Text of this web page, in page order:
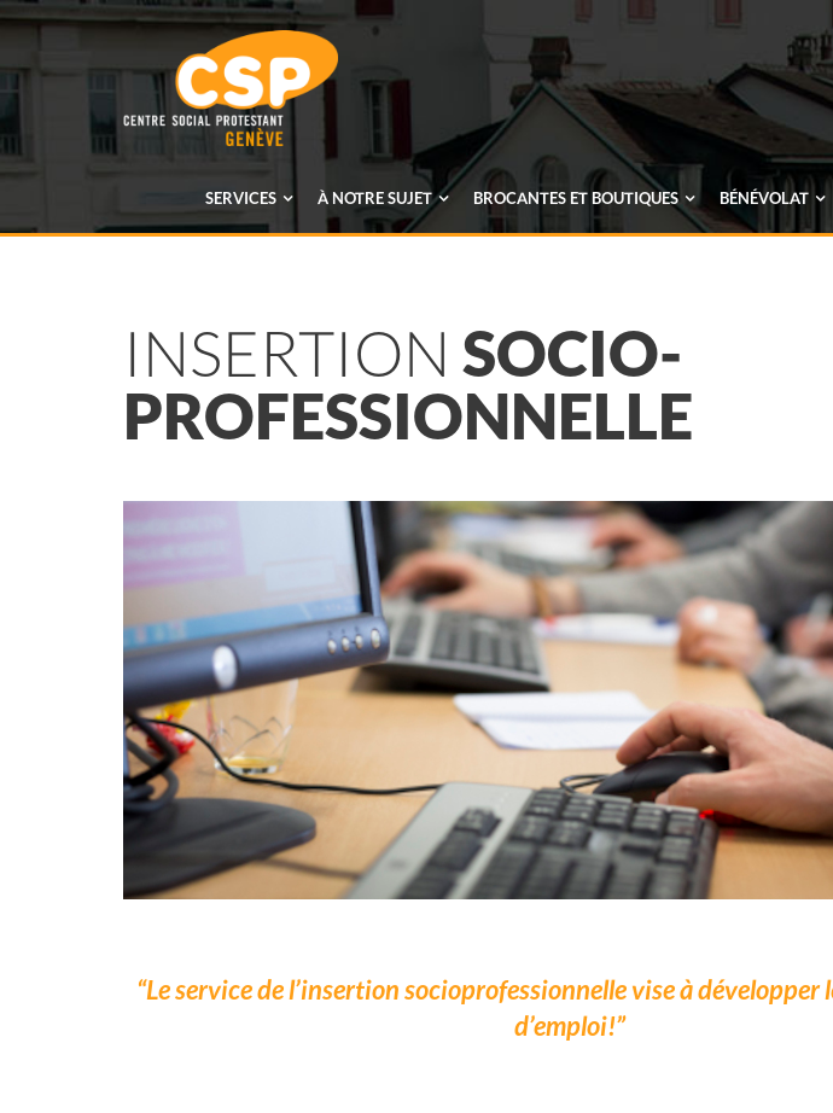
SERVICES À NOTRE SUJET BROCANTES ET BOUTIQUES BÉNÉVOLAT
INSERTION SOCIO-
PROFESSIONNELLE
Le service de l’insertion socioprofessionnelle vise à
d’emploi!